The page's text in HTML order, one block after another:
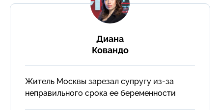
Диана
Ковандо
Житель Москвы зарезал супругу из-за
неправильного срока ее беременности